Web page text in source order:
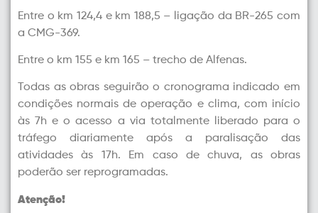
Entre o km 124,4 e km 188,5 – ligação da BR-265 com
a CMG-369.
Entre o km 155 e km 165 – trecho de Alfenas.
Todas as obras seguirão o cronograma indicado em
condições normais de operação e clima, com início
às 7h e o acesso a via totalmente liberado para o
tráfego diariamente após a paralisação das
atividades às 17h. Em caso de chuva, as obras
poderão ser reprogramadas.
Atenção!